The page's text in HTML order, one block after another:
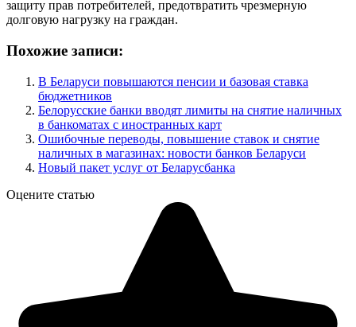
защиту прав потребителей, предотвратить чрезмерную
долговую нагрузку на граждан.
Похожие записи:
В Беларуси повышаются пенсии и базовая ставка
бюджетников
Белорусские банки вводят лимиты на снятие наличных
в банкоматах с иностранных карт
Ошибочные переводы, повышение ставок и снятие
наличных в магазинах: новости банков Беларуси
Новый пакет услуг от Беларусбанка
Оцените статью